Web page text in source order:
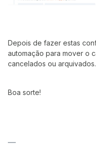
Depois de fazer estas
automação para mover o
cancelados ou arquivados.
Boa sorte!